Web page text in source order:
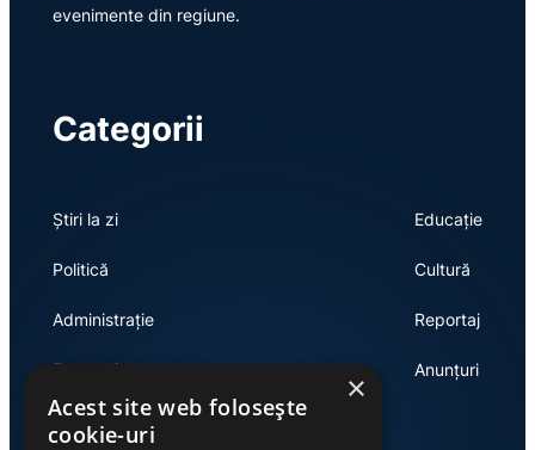
evenimente din regiune.
Categorii
Știri la zi
Politică
Administrație
Economie
Educație
Cultură
Reportaj
Anunțuri
×
Acest site web folosește
cookie-uri